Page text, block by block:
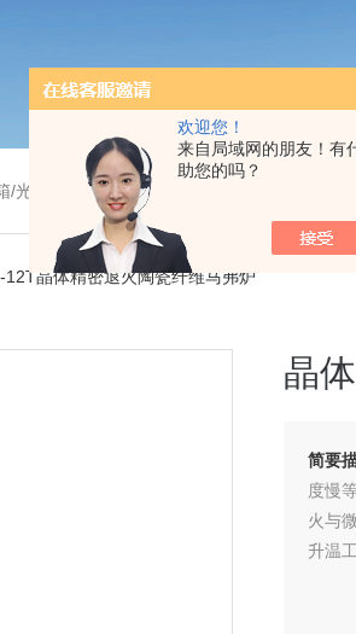
欢迎您！
来自局域网的朋友！有
助您的吗？
干燥箱/真空干燥箱/高温烘箱等/箱式电阻炉/陶瓷纤维马弗炉/高温马弗炉
晶体精密退火陶瓷纤维马弗炉
晶
简要
度慢
火与
升温